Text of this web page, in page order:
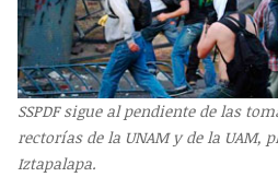
SSPDF sigue al pendiente de las
rectorías de la UNAM y de la UAM,
Iztapalapa.